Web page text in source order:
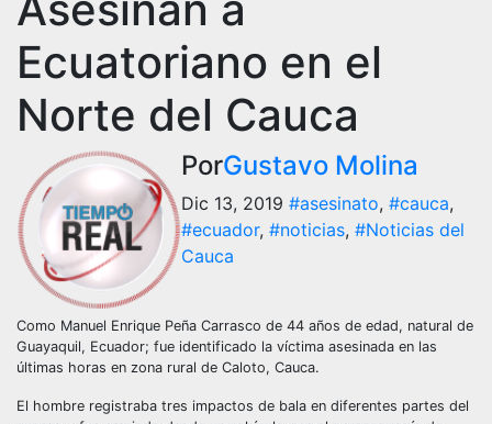
Ecuatoriano en el
Norte del Cauca
PorGustavo Molina
Dic 13, 2019 #asesinato, #cauca,
#ecuador, #noticias, #Noticias del
Cauca
Como Manuel Enrique Peña Carrasco de 44 años de edad, natural de
Guayaquil, Ecuador; fue identificado la víctima asesinada en las
últimas horas en zona rural de Caloto, Cauca.
El hombre registraba tres impactos de bala en diferentes partes del